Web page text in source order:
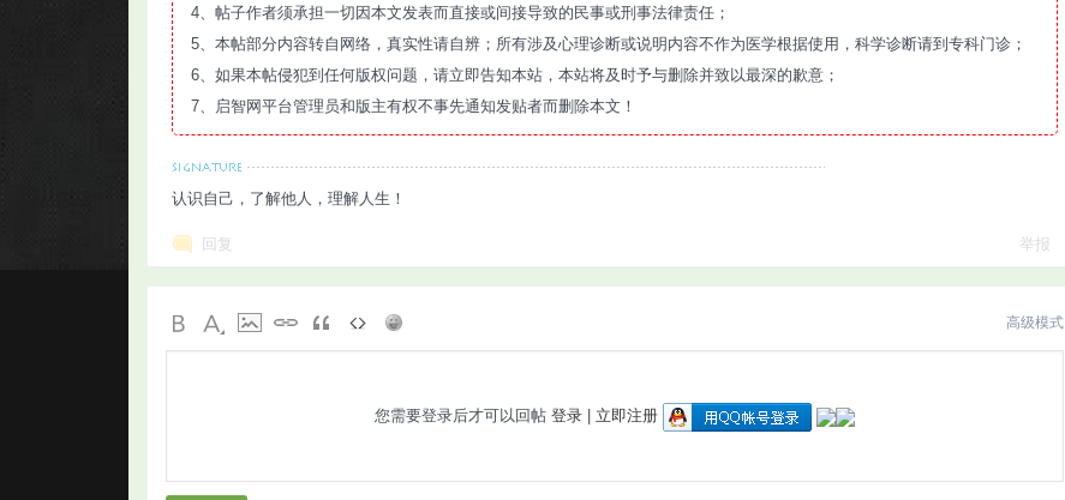
4、帖子作者须承担一切因本文发表而直接或间接导致的民事或刑事法律责任；
5、本帖部分内容转自网络，真实性请自辨；所有涉及心理诊断或说明内容不作为医学根据使用，科学诊断请到专科门诊；
6、如果本帖侵犯到任何版权问题，请立即告知本站，本站将及时予与删除并致以最深的歉意；
7、启智网平台管理员和版主有权不事先通知发贴者而删除本文！
认识自己，了解他人，理解人生！
回复 举报
高级模式
您需要登录后才可以回帖 登录 立即注册